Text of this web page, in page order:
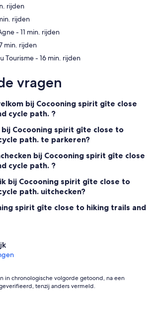
- ‬4 min. rijden
Mi - ‬17 min. rijden
‪Auberge du Val d'Agne - ‬11 min. rijden
Bussang - ‬17 min. rijden
‪Hôtel Restaurant du Tourisme - ‬16 min. rijden
vragen
bij Cocooning spirit gîte close
cycle path. ?
Cocooning spirit gîte close to
path. te parkeren?
bij Cocooning spirit gîte close
cycle path. ?
bij Cocooning spirit gîte close to
path. uitchecken?
spirit gîte close to hiking trails and
in chronologische volgorde getoond, na een
tenzij anders vermeld.